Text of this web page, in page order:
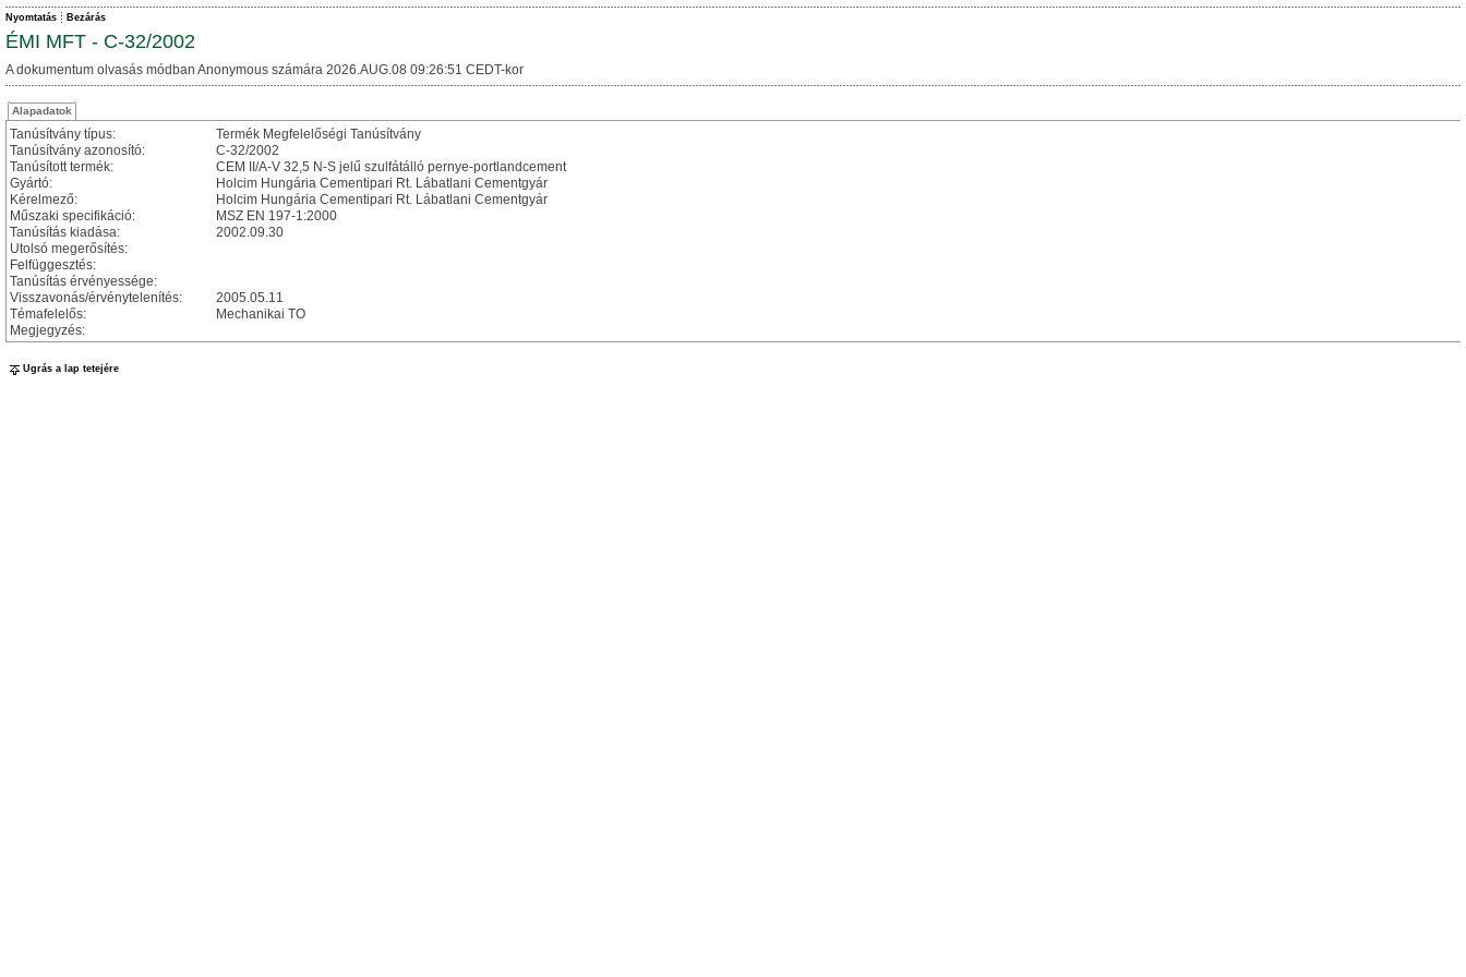
Nyomtatás Bezárás
ÉMI MFT - C-32/2002
A dokumentum olvasás módban Anonymous számára 2026.AUG.08 09:26:51 CEDT-kor
Alapadatok
Tanúsítvány típus:
Termék Megfelelőségi Tanúsítvány
Tanúsítvány azonosító:
C-32/2002
Tanúsított termék:
CEM II/A-V 32,5 N-S jelű szulfátálló pernye-portlandcement
Gyártó:
Holcim Hungária Cementipari Rt. Lábatlani Cementgyár
Kérelmező:
Holcim Hungária Cementipari Rt. Lábatlani Cementgyár
Műszaki specifikáció:
MSZ EN 197-1:2000
Tanúsítás kiadása:
2002.09.30
Utolsó megerősítés:
Felfüggesztés:
Tanúsítás érvényessége:
Visszavonás/érvénytelenítés:
2005.05.11
Témafelelős:
Mechanikai TO
Megjegyzés:
Ugrás a lap tetejére